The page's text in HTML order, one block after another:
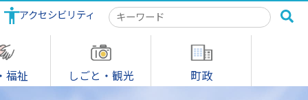
アクセシビリティ
検
索
キ
ー
ワ
ー
福祉 しごと・観光 町政